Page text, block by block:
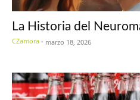
La Historia del
CZamora - marzo 18, 2026